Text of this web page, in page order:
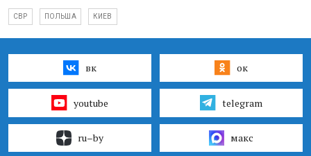
СВР ПОЛЬША КИЕВ
вк ок
youtube telegram
ru–by макс